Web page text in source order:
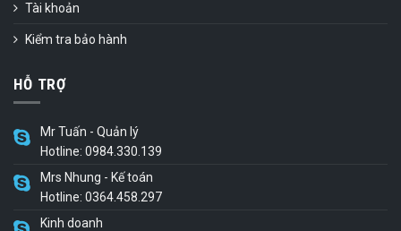
Tài khoản
Kiểm tra bảo hành
HỖ TRỢ
Mr Tuấn - Quản lý
Hotline: 0984.330.139
Mrs Nhung - Kế toán
Hotline: 0364.458.297
Kinh doanh